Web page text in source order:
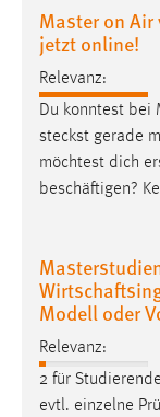
Master on
jetzt online!
Relevanz:
Du konntest bei
steckst gerade
möchtest dich
beschäftigen?
Modell oder
Relevanz:
2 für
evtl. einzelne
Dieser
einloggen zu
Cookie
24 Stunden
STATISTIK
unsere
Name:
_pk_ref,